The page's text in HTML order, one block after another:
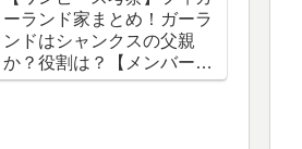
【泉湯鬼・穀王・刀神・大
織守・まなこ和尚】
ーランド家まとめ！ガーラ
ンドはシャンクスの父親
か？役割は？【メンバー一
覧】